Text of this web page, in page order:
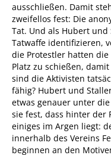
ausschließen. Damit
zweifellos fest: Die
Tat. Und als Hubert
Tatwaffe identifizieren,
die Protestler hatten
Platz zu schießen,
sind die Aktivisten
fähig? Hubert und
etwas genauer unter
sie fest, dass hinter der
einiges im Argen liegt:
innerhalb des Vereins
beginnen an den